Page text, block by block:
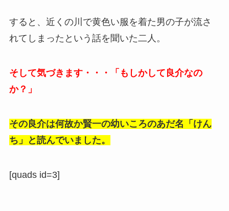
すると、近くの川で黄色い服を着た男の子が流さ
れてしまったという話を聞いた二人。
そして気づきます・・・「もしかして良介なの
か？」
その良介は何故か賢一の幼いころのあだ名「けん
ち」と読んでいました。
[quads id=3]